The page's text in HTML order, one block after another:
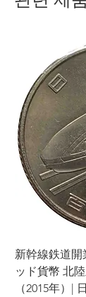
新幹線鉄道開
ッド貨幣 北
（2015年）|